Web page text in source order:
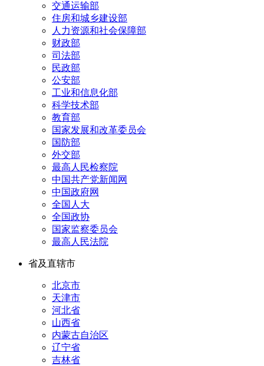
交通运输部
住房和城乡建设部
人力资源和社会保障部
财政部
司法部
民政部
公安部
工业和信息化部
科学技术部
教育部
国家发展和改革委员会
国防部
外交部
最高人民检察院
中国共产党新闻网
中国政府网
全国人大
全国政协
国家监察委员会
最高人民法院
省及直辖市
北京市
天津市
河北省
山西省
内蒙古自治区
辽宁省
吉林省